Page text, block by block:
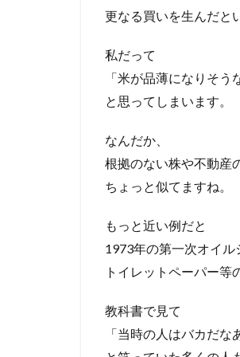
更なる買いを生んだと
私だって
「米が品薄になりそう
と思ってしまいます。
なんだか、
根拠のない株や不動産
ちょっと似てますね。
もっと近い例だと
1973年の第一次オイル
トイレットペーパー等
教科書で見て
「当時の人はバカだな